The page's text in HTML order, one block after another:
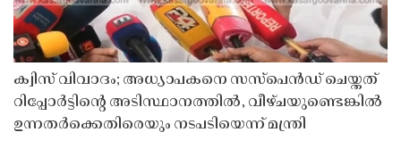
ക്വിസ് വിവാദം; അധ്യാപകനെ സസ്‌പെൻഡ് ചെയ്തത്
റിപ്പോർട്ടിൻ്റെ അടിസ്ഥാനത്തിൽ, വീഴ്ചയുണ്ടെങ്കിൽ
ഉന്നതർക്കെതിരെയും നടപടിയെന്ന് മന്ത്രി